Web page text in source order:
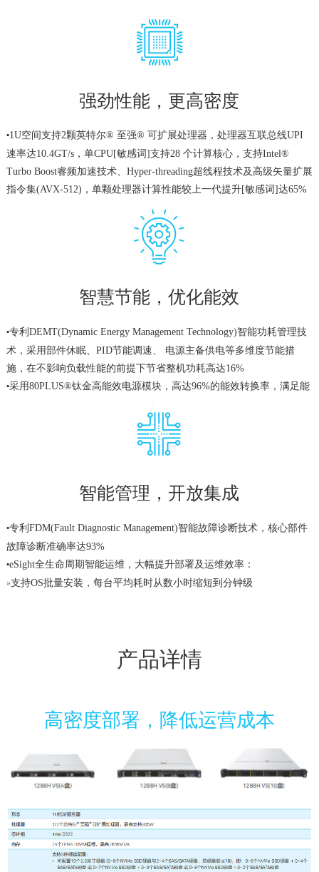
强劲性能，更高密度
•1U空间支持2颗英特尔® 至强® 可扩展处理器，处理器互联总线UPI
速率达10.4GT/s，单CPU[敏感词]支持28 个计算核心，支持Intel®
Turbo Boost睿频加速技术、Hyper-threading超线程技术及高级矢量扩展
指令集(AVX-512)，单颗处理器计算性能较上一代提升[敏感词]达65%
支持24条DDR4内存，内存速度[敏感词]达2666MT/s，内存容量可达
3TB(配置128GB内存条)，满足大容量内 存应用需求
支持异构计算加速，可配置2块单槽位的半高半长的GPU或FPGA加速
智慧节能，优化能效
•专利DEMT(Dynamic Energy Management Technology)智能功耗管理技
术，采用部件休眠、PID节能调速、 电源主备供电等多维度节能措
施，在不影响负载性能的前提下节省整机功耗高达16%
•采用80PLUS®钛金高能效电源模块，高达96%的能效转换率，满足能
源之星标准，并通过中国节能环保产 品认证
可选配550W/900W/1200W/1500W等不同电源模块，灵活适配不同功
率要求，1200W/1500W采用直流及 高压直流HVDC技术，提高能源利
智能管理，开放集成
•专利FDM(Fault Diagnostic Management)智能故障诊断技术，核心部件
故障诊断准确率达93%
•eSight全生命周期智能运维，大幅提升部署及运维效率：
»支持OS批量安装，每台平均耗时从数小时缩短到分钟级
标准化开放接口及开发指南，易于第三方管理软件无缝集成
产品详情
高密度部署，降低运营成本